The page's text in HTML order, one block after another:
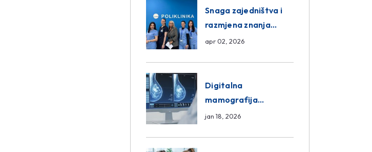
Snaga zajedništva i
razmjena znanja
unutar ASA Medical
apr 02, 2026
Digitalna
mamografija
Sarajevo – Pregled
jan 18, 2026